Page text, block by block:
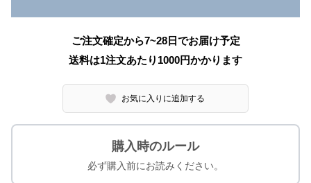
ご注文確定から7~28日でお届け予定
送料は1注文あたり 1000円かかります
お気に入りに追加する
購入時のルール
必ず購入前にお読みください。